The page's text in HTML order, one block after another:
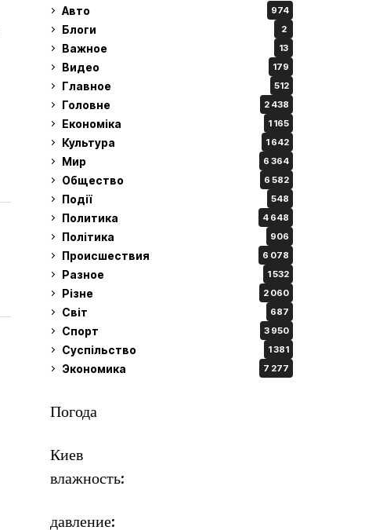
Авто 974
Блоги 2
Важное 13
Видео 179
Главное 512
Головне 2 438
Економіка 1 165
Культура 1 642
Мир 6 364
Общество 6 582
Події 548
Политика 4 648
Політика 906
Происшествия 6 078
Разное 1 532
Різне 2 060
Світ 687
Спорт 3 950
Суспільство 1 381
Экономика 7 277
Погода
Киев
влажность:
давление: